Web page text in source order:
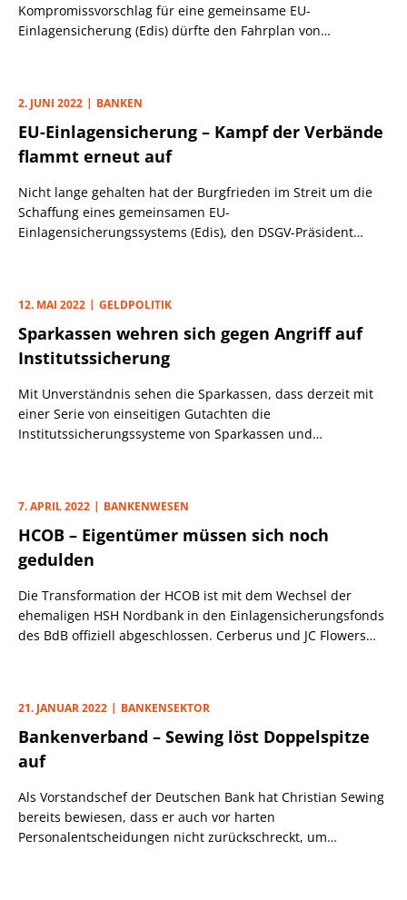
Kompromissvorschlag für eine gemeinsame EU-
Einlagensicherung (Edis) dürfte den Fahrplan von
2. JUNI 2022 BANKEN
EU-Einlagensicherung – Kampf der Verbände
flammt erneut auf
Nicht lange gehalten hat der Burgfrieden im Streit um die
Schaffung eines gemeinsamen EU-
Einlagensicherungssystems (Edis), den DSGV-Präsident
und den beiden Verbünden der Sparkassen und
Genossenschaftsbanken um die Einlagensicherung
ausgerechnet jetzt wieder hochkocht, ist kein Zufall.
12. MAI 2022 GELDPOLITIK
Sparkassen wehren sich gegen Angriff auf
Institutssicherung
Mit Unverständnis sehen die Sparkassen, dass derzeit mit
einer Serie von einseitigen Gutachten die
Institutssicherungssysteme von Sparkassen und
7. APRIL 2022 BANKENWESEN
HCOB – Eigentümer müssen sich noch
gedulden
Die Transformation der HCOB ist mit dem Wechsel der
ehemaligen HSH Nordbank in den Einlagensicherungsfonds
des BdB offiziell abgeschlossen. Cerberus und JC Flowers
21. JANUAR 2022 BANKENSEKTOR
Bankenverband – Sewing löst Doppelspitze
auf
Als Vorstandschef der Deutschen Bank hat Christian Sewing
bereits bewiesen, dass er auch vor harten
Personalentscheidungen nicht zurückschreckt, um